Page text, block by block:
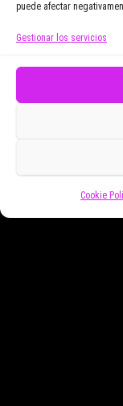
puede afectar
Gestionar los servicios
Cookie
electrónicos
Funciona